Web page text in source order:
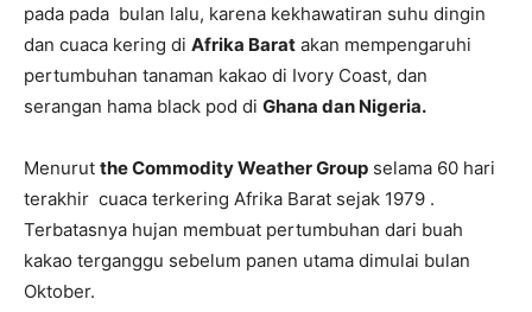
pada pada bulan lalu, karena kekhawatiran suhu dingin
dan cuaca kering di Afrika Barat akan mempengaruhi
pertumbuhan tanaman kakao di Ivory Coast, dan
serangan hama black pod di Ghana dan Nigeria.
Menurut the Commodity Weather Group selama 60 hari
terakhir cuaca terkering Afrika Barat sejak 1979 .
Terbatasnya hujan membuat pertumbuhan dari buah
kakao terganggu sebelum panen utama dimulai bulan
Oktober.